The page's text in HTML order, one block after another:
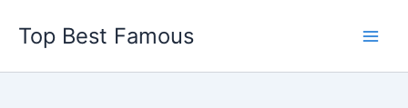
content
Top Best Famous